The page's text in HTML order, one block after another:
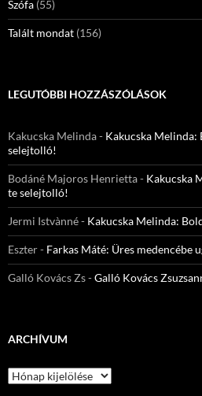
Szófa (55)
Talált mondat (156)
LEGUTÓBBI HOZZÁSZÓLÁSOK
Kakucska Melinda- Kakucska Melinda:
selejtolló!
Bodáné Majoros Henrietta- Kakucska
te selejtolló!
Jermi Istvànné- Kakucska Melinda:
Eszter- Farkas Máté: Üres medencébe
Galló Kovács Zs-Galló Kovács
ARCHÍVUM
Archívum